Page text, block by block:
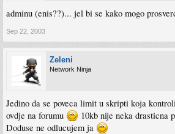
adminu (enis??)... jel bi se kako mogo
Sep 22, 2003
Zeleni
Network Ninja
Jedino da se poveca limit u skripti koja
ovdje na forumu
10kb nije neka drasticna
Doduse ne odlucujem ja